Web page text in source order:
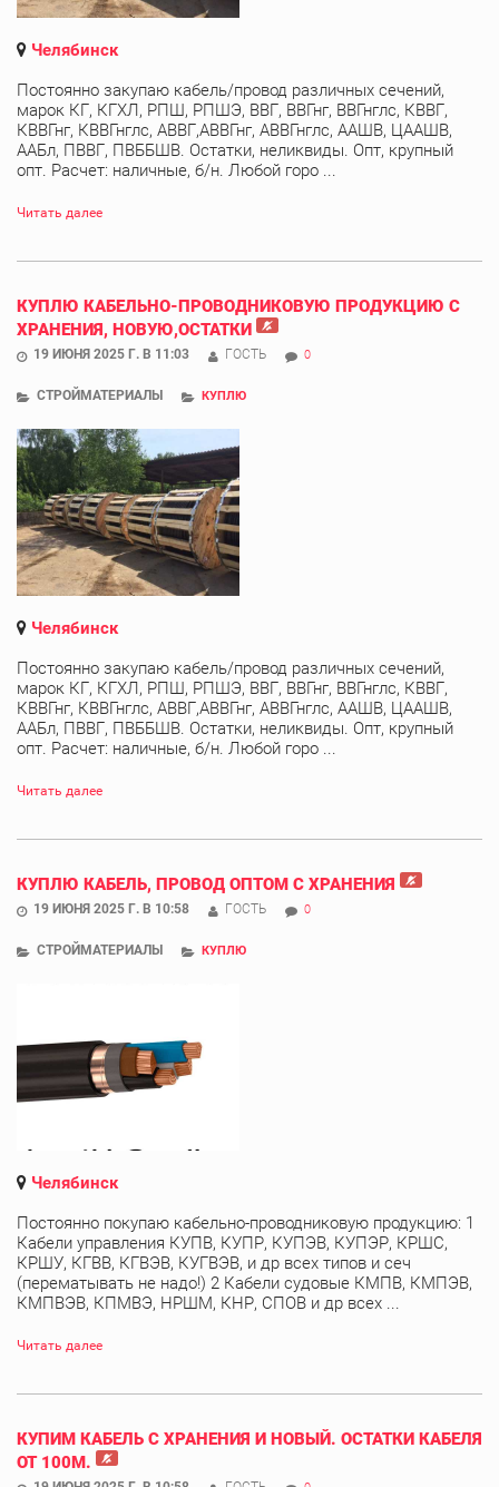
Челябинск
Постоянно закупаю кабель/провод различных сечений,
марок КГ, КГХЛ, РПШ, РПШЭ, ВВГ, ВВГнг, ВВГнглс, КВВГ,
КВВГнг, КВВГнглс, АВВГ,АВВГнг, АВВГнглс, ААШВ, ЦААШВ,
ААБл, ПВВГ, ПВББШВ. Остатки, неликвиды. Опт, крупный
опт. Расчет: наличные, б/н. Любой горо ...
Читать далее
КУПЛЮ КАБЕЛЬНО-ПРОВОДНИКОВУЮ ПРОДУКЦИЮ С
ХРАНЕНИЯ, НОВУЮ,ОСТАТКИ
19 ИЮНЯ 2025 Г. В 11:03 ГОСТЬ 0
СТРОЙМАТЕРИАЛЫ КУПЛЮ
Челябинск
Постоянно закупаю кабель/провод различных сечений,
марок КГ, КГХЛ, РПШ, РПШЭ, ВВГ, ВВГнг, ВВГнглс, КВВГ,
КВВГнг, КВВГнглс, АВВГ,АВВГнг, АВВГнглс, ААШВ, ЦААШВ,
ААБл, ПВВГ, ПВББШВ. Остатки, неликвиды. Опт, крупный
опт. Расчет: наличные, б/н. Любой горо ...
Читать далее
КУПЛЮ КАБЕЛЬ, ПРОВОД ОПТОМ С ХРАНЕНИЯ
19 ИЮНЯ 2025 Г. В 10:58 ГОСТЬ 0
СТРОЙМАТЕРИАЛЫ КУПЛЮ
Челябинск
Постоянно покупаю кабельно-проводниковую продукцию: 1
Кабели управления КУПВ, КУПР, КУПЭВ, КУПЭР, КРШС,
КРШУ, КГВВ, КГВЭВ, КУГВЭВ, и др всех типов и сеч
(перематывать не надо!) 2 Кабели судовые КМПВ, КМПЭВ,
КМПВЭВ, КПМВЭ, НРШМ, КНР, СПОВ и др всех ...
Читать далее
КУПИМ КАБЕЛЬ С ХРАНЕНИЯ И НОВЫЙ. ОСТАТКИ КАБЕЛЯ
ОТ 100М.